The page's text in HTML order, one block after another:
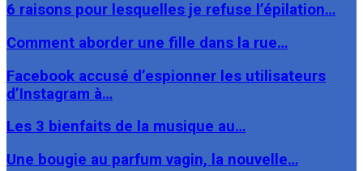
6 raisons pour lesquelles je refuse l’épilation…
Comment aborder une fille dans la rue…
Facebook accusé d’espionner les utilisateurs
d’Instagram à…
Les 3 bienfaits de la musique au…
Une bougie au parfum vagin, la nouvelle…